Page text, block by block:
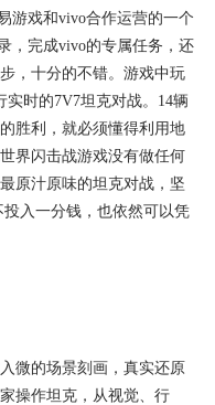
游戏和vivo合作运营的一个
，完成vivo的专属任务，还
，十分的不错。游戏中玩
时的7V7坦克对战。14辆
胜利，就必须懂得利用地
界闪击战游戏没有做任何
原汁原味的坦克对战，坚
投入一分钱，也依然可以凭
微的场景刻画，真实还原
操作坦克，从视觉、行